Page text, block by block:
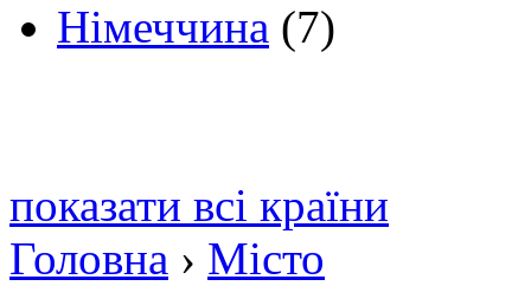
Німеччина (7)
показати всі країни
Головна › Місто